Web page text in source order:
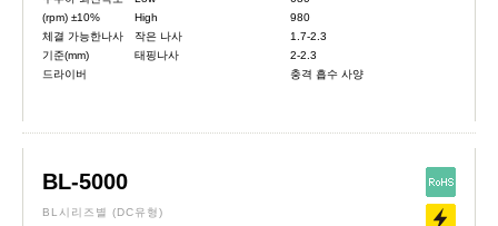
(rpm) ±10%
High
체결 가능한나사
기준(mm)
작은 나사
태핑나사
드라이버
980
1.7-2.3
2-2.3
충격 흡수 사양
BL-5000
BL시리즈별 (DC유형)